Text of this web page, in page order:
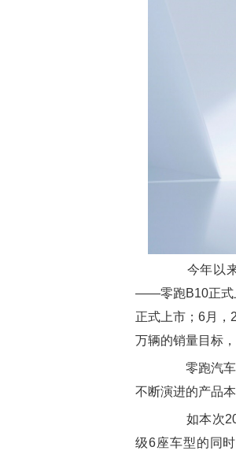
今年以来
——零跑B10正式
正式上市；6月
万辆的销量目标
零跑汽车
不断演进的产品
如本次
级6座车型的同